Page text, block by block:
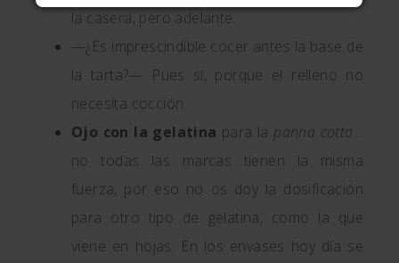
la casera, pero adelante.
—¿Es imprescindible cocer antes la base de
la tarta?— Pues sí, porque el relleno no
necesita cocción.
Ojo con la gelatina para la panna cotta…
no todas las marcas tienen la misma
fuerza, por eso no os doy la dosificación
para otro tipo de gelatina, como la que
viene en hojas. En los envases hoy día se